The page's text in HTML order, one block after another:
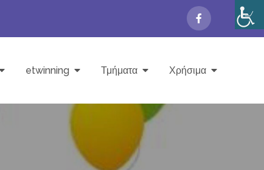
etwinning Τμήματα Χρήσιμα